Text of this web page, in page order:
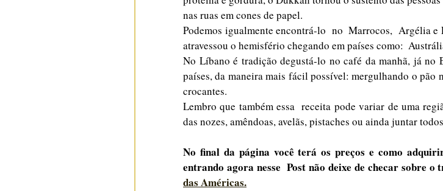
nas ruas em cones de papel.
Podemos igualmente encontrá-lo  no  Marrocos,  Argélia
atravessou o hemisfério chegando em países como:
No Líbano é tradição degustá-lo no café da manhã, já no
países, da maneira mais fácil possível: mergulhando o pão
crocantes.
Lembro que também essa  receita pode variar de uma
das nozes, amêndoas, avelãs, pistaches ou ainda juntar
No final da página você terá os preços e como
entrando agora nesse  Post não deixe de checar sobre o
das Américas.